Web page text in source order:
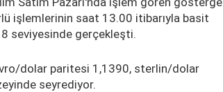
işlemlerinin saat 13.00 itibarıyla basit
seviyesinde gerçekleşti.
dolar paritesi 1,1390, sterlin/dolar
seyrediyor.